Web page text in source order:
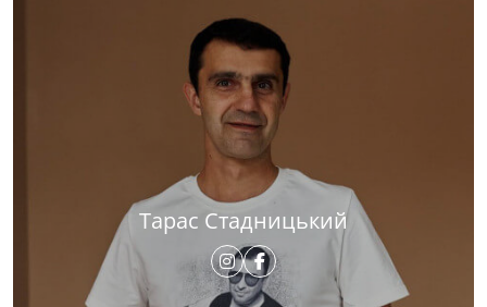
Тарас Стадницький